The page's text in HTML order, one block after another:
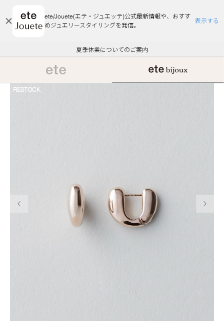
ete/Jouete(エテ・ジュエッテ)公式最新情報や、おすす
めジュエリースタイリングを発信。
表示する
エコラッピング及びエコポイント付与のご案内
ご注文いただいたお品物のお届け状況について
夏季休業についてのご案内
WEB Limited Items >>
採用のご案内
悪質な偽サイトにご注意ください
エコラッピング及びエコポイント付与のご案内
ご注文いただいたお品物のお届け状況について
RESTOCK